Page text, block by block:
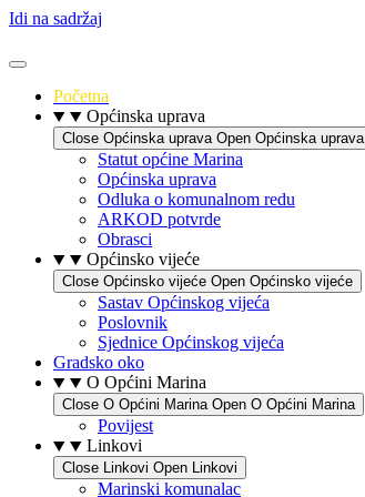
Idi na sadržaj
Početna
Općinska uprava
Close Općinska uprava Open Općinska uprava
Statut općine Marina
Općinska uprava
Odluka o komunalnom redu
ARKOD potvrde
Obrasci
Općinsko vijeće
Close Općinsko vijeće Open Općinsko vijeće
Sastav Općinskog vijeća
Poslovnik
Sjednice Općinskog vijeća
Gradsko oko
O Općini Marina
Close O Općini Marina Open O Općini Marina
Povijest
Linkovi
Close Linkovi Open Linkovi
Marinski komunalac